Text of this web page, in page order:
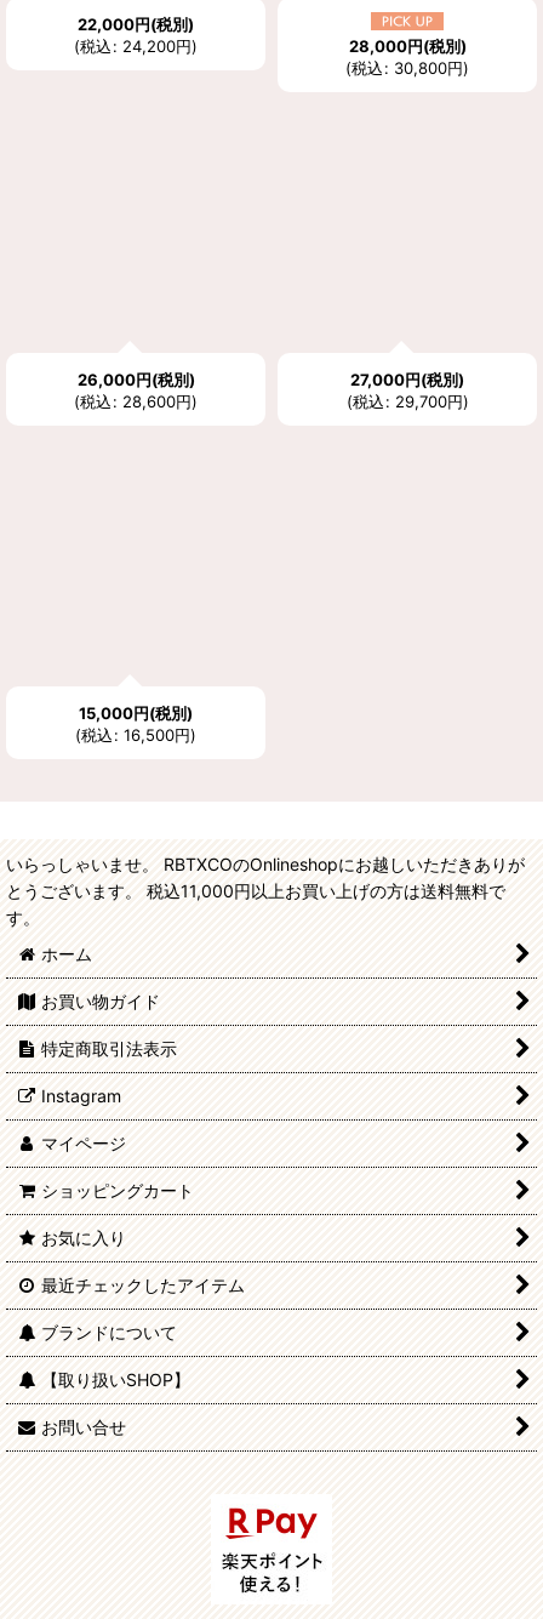
22,000円(税別)
(税込: 24,200円) 28,000円(税別)
(税込: 30,800円)
26,000円(税別)
(税込: 28,600円)
27,000円(税別)
(税込: 29,700円)
15,000円(税別)
(税込: 16,500円)
いらっしゃいませ。 RBTXCOのOnlineshopにお越しいただきありが
とうございます。 税込11,000円以上お買い上げの方は送料無料で
す。
ホーム
お買い物ガイド
特定商取引法表示
Instagram
マイページ
ショッピングカート
お気に入り
最近チェックしたアイテム
ブランドについて
【取り扱いSHOP】
お問い合せ